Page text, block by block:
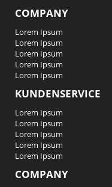
COMPANY
Lorem Ipsum
Lorem Ipsum
Lorem Ipsum
Lorem Ipsum
Lorem Ipsum
KUNDENSERVICE
Lorem Ipsum
Lorem Ipsum
Lorem Ipsum
Lorem Ipsum
Lorem Ipsum
COMPANY